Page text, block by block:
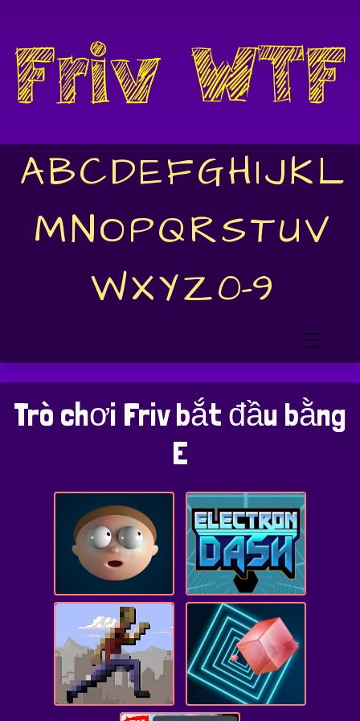
ABCDEFGHIJKL
MNOPQRSTUV
WXYZ0-9
Trò chơi Friv bắt đầu bằng
E